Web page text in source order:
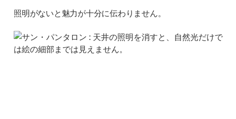
照明がないと魅力が十分に伝わりません。